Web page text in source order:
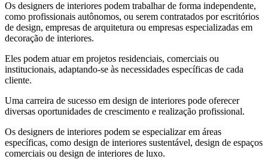
Os designers de interiores podem trabalhar de forma independente,
como profissionais autônomos, ou serem contratados por escritórios
de design, empresas de arquitetura ou empresas especializadas em
decoração de interiores.
Eles podem atuar em projetos residenciais, comerciais ou
institucionais, adaptando-se às necessidades específicas de cada
cliente.
Uma carreira de sucesso em design de interiores pode oferecer
diversas oportunidades de crescimento e realização profissional.
Os designers de interiores podem se especializar em áreas
específicas, como design de interiores sustentável, design de espaços
comerciais ou design de interiores de luxo.